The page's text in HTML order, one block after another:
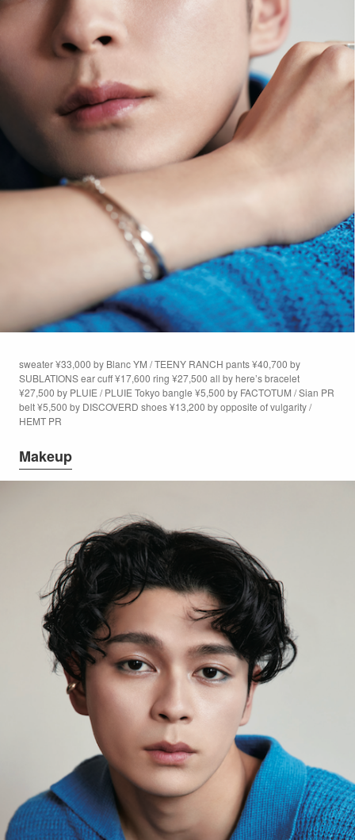
sweater ¥33,000 by Blanc YM / TEENY RANCH pants ¥40,700 by
SUBLATIONS ear cuff ¥17,600 ring ¥27,500 all by here’s bracelet
¥27,500 by PLUIE / PLUIE Tokyo bangle ¥5,500 by FACTOTUM / Sian PR
belt ¥5,500 by DISCOVERD shoes ¥13,200 by opposite of vulgarity /
HEMT PR
Makeup